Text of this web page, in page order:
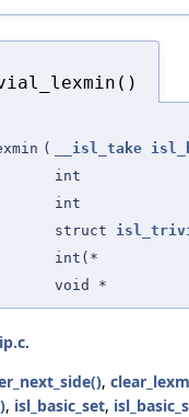
( __isl_take
int
int
struct
int(*
void *
.
,
, isl_basic_set,